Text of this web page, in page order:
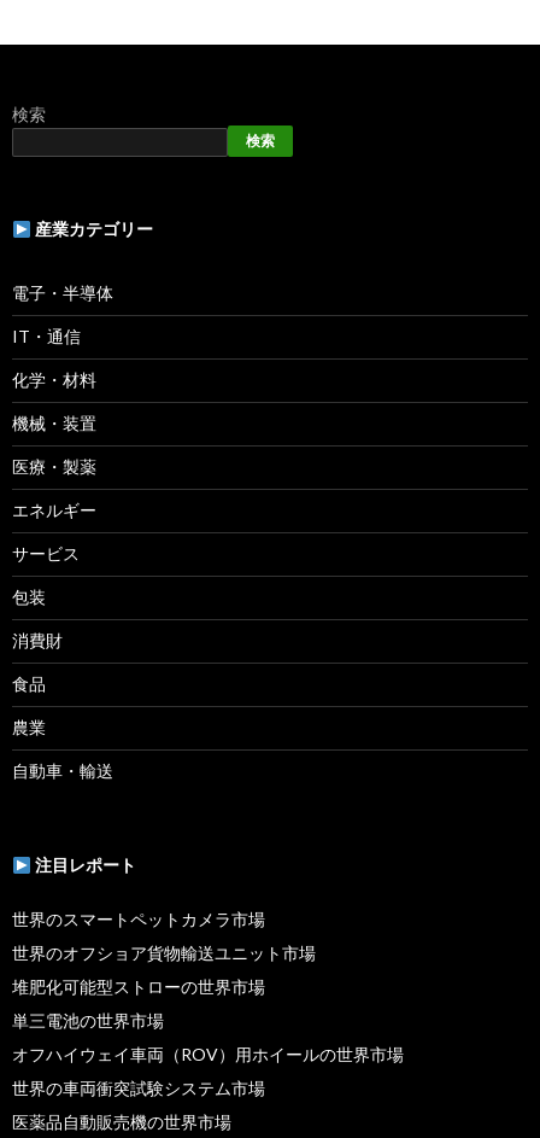
検索
検索
産業カテゴリー
電子・半導体
IT・通信
化学・材料
機械・装置
医療・製薬
エネルギー
サービス
包装
消費財
食品
農業
自動車・輸送
注目レポート
世界のスマートペットカメラ市場
世界のオフショア貨物輸送ユニット市場
堆肥化可能型ストローの世界市場
単三電池の世界市場
オフハイウェイ車両（ROV）用ホイールの世界市場
世界の車両衝突試験システム市場
医薬品自動販売機の世界市場